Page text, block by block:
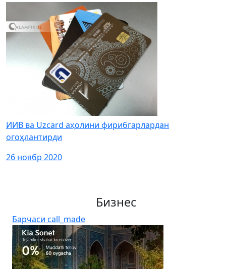
ИИВ ва Uzcard аҳолини фирибгарлардан
огоҳлантирди
26 ноябр 2020
Бизнес
Барчаси call_made